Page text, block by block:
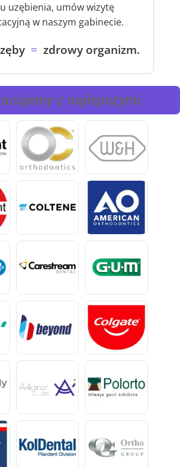
uzębienia, umów wizytę
w naszym gabinecie.
= zdrowy organizm.
z najlepszymi